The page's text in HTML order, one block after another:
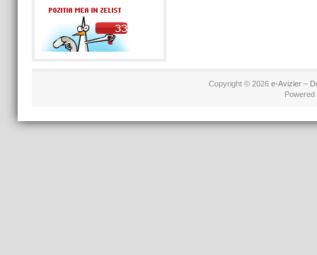
Copyright © 2026 e-Avizier –